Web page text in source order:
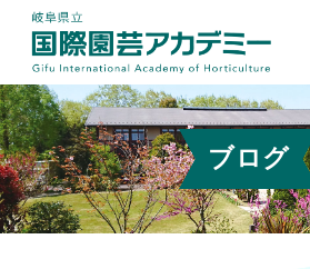
ブログ